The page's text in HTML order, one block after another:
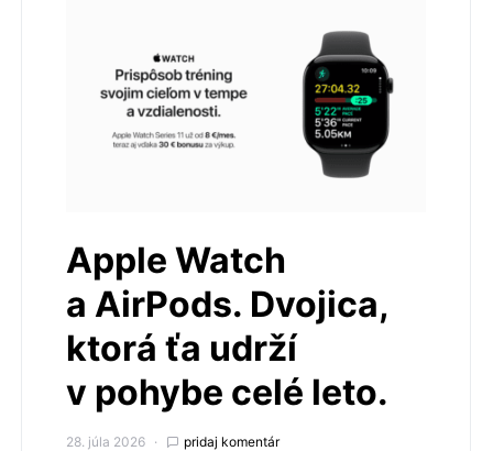
Apple Watch
a AirPods. Dvojica,
ktorá ťa udrží
v pohybe celé leto.
28. júla 2026 pridaj komentár